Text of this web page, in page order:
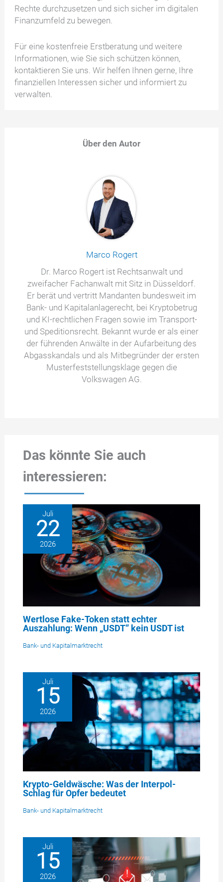
Rechte durchzusetzen und sich sicher im digitalen
Finanzumfeld zu bewegen.
Für eine kostenfreie Erstberatung und weitere
Informationen, wie Sie sich schützen können,
kontaktieren Sie uns. Wir helfen Ihnen gerne, Ihre
finanziellen Interessen sicher und informiert zu
verwalten.
Über den Autor
Marco Rogert
Dr. Marco Rogert ist Rechtsanwalt und
zweifacher Fachanwalt mit Sitz in Düsseldorf.
Er berät und vertritt Mandanten bundesweit im
Bank- und Kapitalanlagerecht, bei Kryptobetrug
und KI-rechtlichen Fragen sowie im Transport-
und Speditionsrecht. Bekannt wurde er als einer
der führenden Anwälte in der Aufarbeitung des
Abgasskandals und als Mitbegründer der ersten
Musterfeststellungsklage gegen die
Volkswagen AG.
Das könnte Sie auch
interessieren:
Juli
22
2026
Wertlose Fake-Token statt echter
Auszahlung: Wenn „USDT” kein USDT ist
Bank- und Kapitalmarktrecht
Juli
15
2026
Krypto-Geldwäsche: Was der Interpol-
Schlag für Opfer bedeutet
Bank- und Kapitalmarktrecht
Juli
15
2026